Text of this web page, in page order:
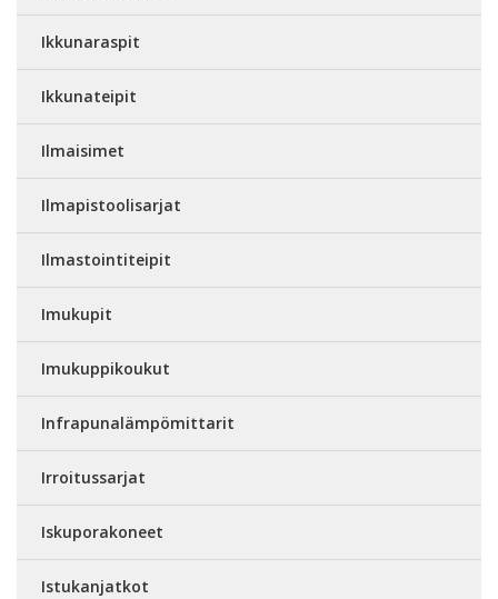
Ikkunaraspit
Ikkunateipit
Ilmaisimet
Ilmapistoolisarjat
Ilmastointiteipit
Imukupit
Imukuppikoukut
Infrapunalämpömittarit
Irroitussarjat
Iskuporakoneet
Istukanjatkot